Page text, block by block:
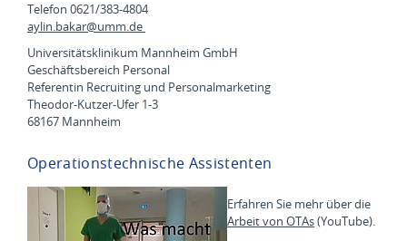
Telefon 0621/383-4804
aylin.bakar@umm.de
Universitätsklinikum Mannheim GmbH
Geschäftsbereich Personal
Referentin Recruiting und Personalmarketing
Theodor-Kutzer-Ufer 1-3
68167 Mannheim
Operationstechnische Assistenten
Erfahren Sie mehr über die
Arbeit von OTAs(YouTube).